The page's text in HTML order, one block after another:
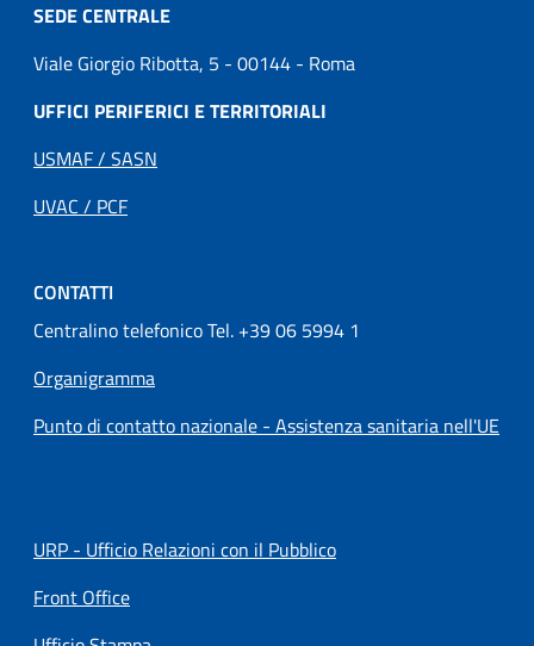
SEDE CENTRALE
Viale Giorgio Ribotta, 5 - 00144 - Roma
UFFICI PERIFERICI E TERRITORIALI
USMAF / SASN
UVAC / PCF
CONTATTI
Centralino telefonico Tel. +39 06 5994 1
Organigramma
Punto di contatto nazionale - Assistenza sanitaria nell'UE
URP - Ufficio Relazioni con il Pubblico
Front Office